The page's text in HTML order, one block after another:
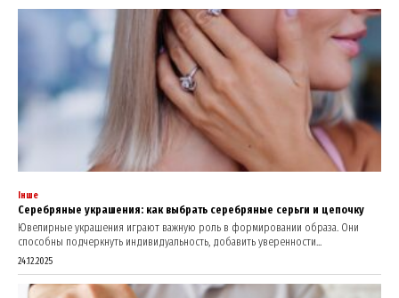
Інше
Серебряные украшения: как выбрать серебряные серьги и цепочку
Ювелирные украшения играют важную роль в формировании образа. Они
способны подчеркнуть индивидуальность, добавить уверенности...
24.12.2025